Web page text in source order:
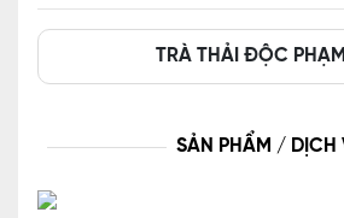
TRÀ THẢI ĐỘC
SẢN PHẨM / DỊCH